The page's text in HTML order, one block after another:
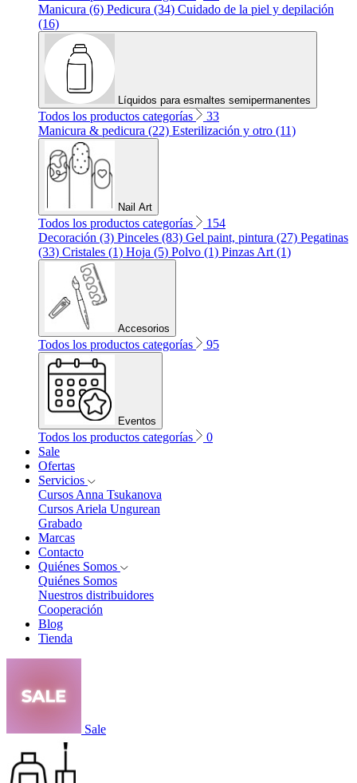
Manicura (6) Pedicura (34) Cuidado de la piel y depilación
(16)
Líquidos para esmaltes semipermanentes
Todos los productos categorías
33
Manicura & pedicura (22) Esterilización y otro (11)
Nail Art
Todos los productos categorías
154
Decoración (3) Pinceles (83) Gel paint, pintura (27) Pegatinas
(33) Cristales (1) Hoja (5) Polvo (1) Pinzas Art (1)
Accesorios
Todos los productos categorías 95
Eventos
Todos los productos categorías
0
Sale
Ofertas
Servicios
Cursos Anna Tsukanova
Cursos Ariela Ungurean
Grabado
Marcas
Contacto
Quiénes Somos
Quiénes Somos
Nuestros distribuidores
Cooperación
Blog
Tienda
Sale